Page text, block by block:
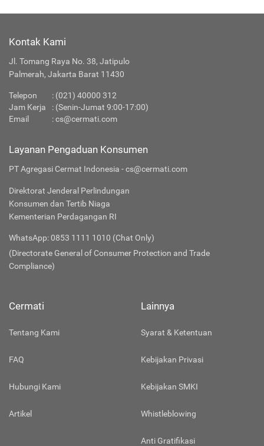
Kontak Kami
Jl. Tomang Raya No. 38, Jatipulo
Palmerah, Jakarta Barat 11430
Telepon : (021) 40000 312
Jam Kerja
: (Senin-Jumat 9:00-17:00)
Email
:cs@cermati.com
Layanan Pengaduan Konsumen
PT Agregasi Cermat Indonesia - cs@cermati.com
Direktorat Jenderal Perlindungan
Konsumen dan Tertib Niaga
Kementerian Perdagangan RI
WhatsApp: 0853 1111 1010 (Chat Only)
(Directorate General of Consumer Protection and Trade
Compliance)
Cermati
Tentang Kami
FAQ
Hubungi Kami
Artikel
Lainnya
Syarat & Ketentuan
Kebijakan Privasi
Kebijakan SMKI
Whistleblowing
Anti Gratifikasi